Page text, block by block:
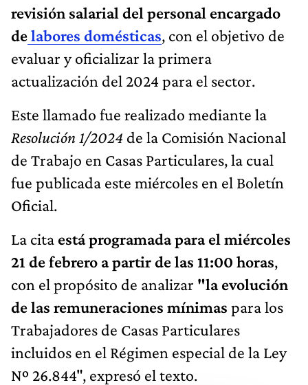
revisión salarial del personal encargado
delabores domésticas, con el objetivo de
evaluar y oficializar la primera
actualización del 2024 para el sector.
Este llamado fue realizado mediante la
Resolución 1/2024 de la Comisión Nacional
de Trabajo en Casas Particulares, la cual
fue publicada este miércoles en el Boletín
Oficial.
La cita está programada para el miércoles
21 de febrero a partir de las 11:00 horas,
con el propósito de analizar "la evolución
de las remuneraciones mínimas para los
Trabajadores de Casas Particulares
incluidos en el Régimen especial de la Ley
Nº 26.844", expresó el texto.